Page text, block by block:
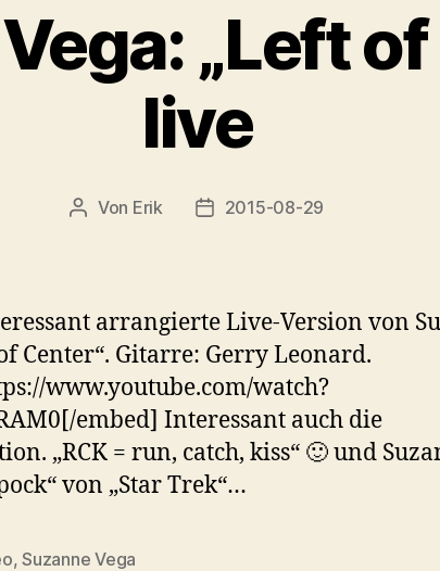
„Left
live
Beitragsautor
Von Erik Veröffentlichungsdatum
2015-08-29
arrangierte Live-Version von
Center“. Gitarre: Gerry Leonard.
www.youtube.com/watch?
embed] Interessant auch die
„RCK = run, catch, kiss“ 🙂 und
von „Star Trek“…
,Suzanne Vega